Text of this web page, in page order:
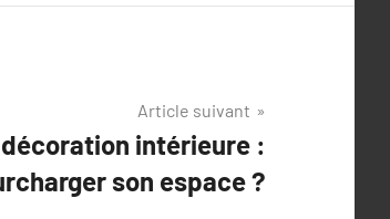
Article suivant
intérieure :
son espace ?